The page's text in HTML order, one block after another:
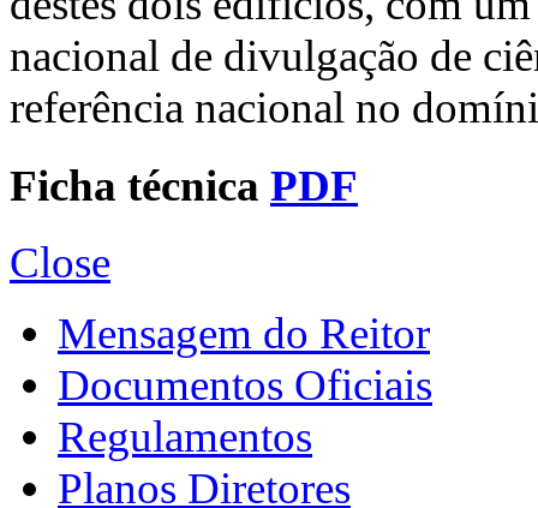
nacional de divulgação de
referência nacional no
Ficha técnica PDF
Close
Mensagem do Reitor
Documentos Oficiais
Regulamentos
Planos Diretores